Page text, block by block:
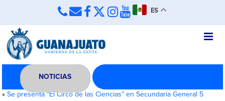
ES
NOTICIAS
«Se presenta “El Circo de las Ciencias” en Secundaria General 5